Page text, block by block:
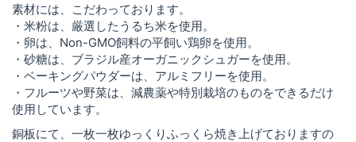
素材には、こだわっております。
・米粉は、厳選したうるち米を使用。
・卵は、Non-GMO飼料の平飼い鶏卵を使用。
・砂糖は、ブラジル産オーガニックシュガーを使用。
・ベーキングパウダーは、アルミフリーを使用。
・フルーツや野菜は、減農薬や特別栽培のものをできるだけ
使用しています。
銅板にて、一枚一枚ゆっくりふっくら焼き上げておりますの